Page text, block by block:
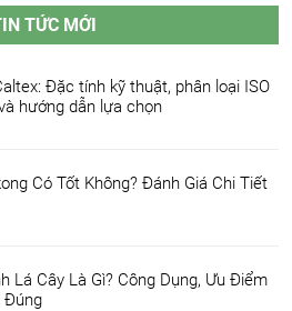
TỨC MỚI
Đặc tính kỹ thuật, phân loại ISO
hướng dẫn lựa chọn
Có Tốt Không? Đánh Giá Chi Tiết
Lá Cây Là Gì? Công Dụng, Ưu Điểm
Đúng